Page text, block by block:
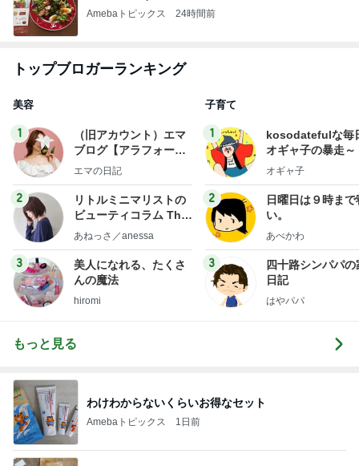
Amebaトピックス 24時間前
トップブロガーランキング
美容
1
（旧アカウント）エマ
ブログ【アラフォー会
社売却セカンドライ
エマの日記
2
リトルミニマリストの
ビューティコラム The
little minimalist's bea
あねっさ／anessa
3
美人になれる、たくさ
んの魔法
hiromi
子育て
1
kosodatefulな毎
オギャ子の暴走～
オギャ子
2
日曜日は９時まで
い。
あべかわ
3
四十路シンパパの
日記
はやパパ
もっと見る
わけわからないくらいお得なセット
Amebaトピックス 1日前